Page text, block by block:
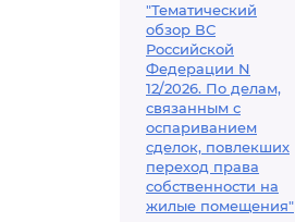
"Тематический
обзор ВС
Российской
Федерации N
12/2026. По делам,
связанным с
оспариванием
сделок, повлекших
переход права
собственности на
жилые помещения"